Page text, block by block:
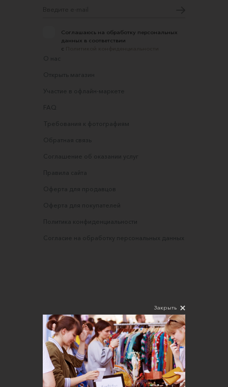
Соглашаюсь на обработку персональных
данных в соответствии
с
О нас
Открыть магазин
Участие в офлайн-маркете
FAQ
Требования к фотографиям
Обратная связь
Соглашение об оказании услуг
Правила сайта
Оферта для продавцов
Оферта для покупателей
Политика конфиденциальности
Согласие на обработку персональных данных
Закрыть